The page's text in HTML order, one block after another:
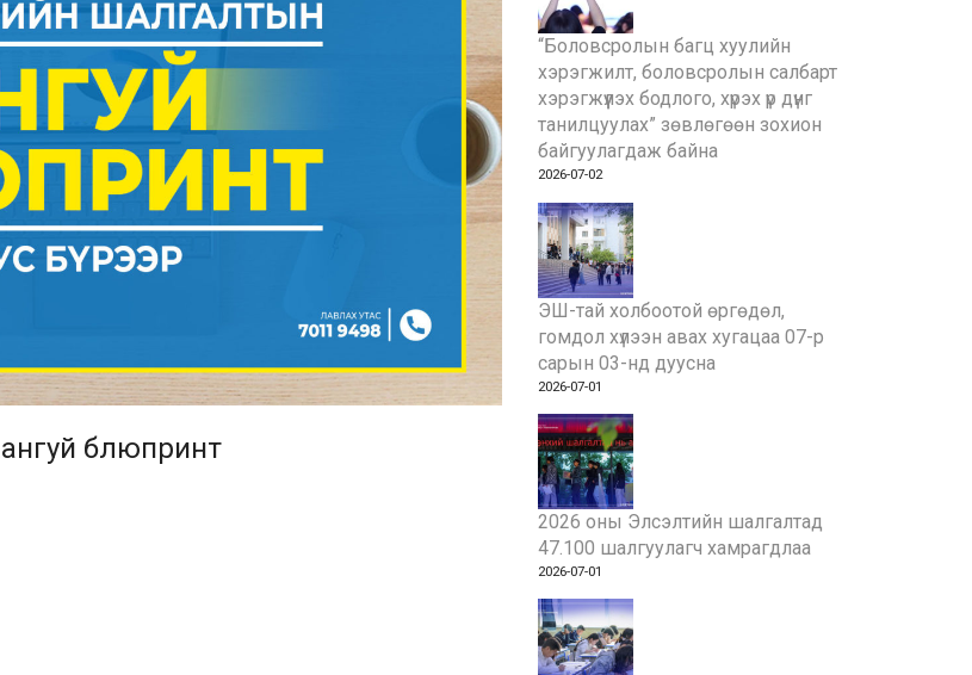
блюпринт
“Боловсролын багц хуулийн
хэрэгжилт, боловсролын салбарт
хэрэгжүүлэх бодлого, хүрэх үр дүнг
танилцуулах” зөвлөгөөн зохион
байгуулагдаж байна
2026-07-02
ЭШ-тай холбоотой өргөдөл,
гомдол хүлээн авах хугацаа 07-р
сарын 03-нд дуусна
2026-07-01
2026 оны Элсэлтийн шалгалтад
47.100 шалгуулагч хамрагдлаа
2026-07-01